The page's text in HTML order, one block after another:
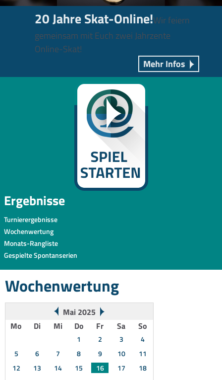
20 Jahre Skat-Online!Wir feiern
gemeinsam mit Euch zwei Jahrzente
Online-Skat!
Mehr Infos
Ergebnisse
Turnierergebnisse
Wochenwertung
Monats-Rangliste
Gespielte Spontanserien
Wochenwertung
Mai 2025
Mo
Di Mi Do Fr Sa So
1 2 3
4
5
6 7 8 9 10
11
12
13 14 15 16 17
18